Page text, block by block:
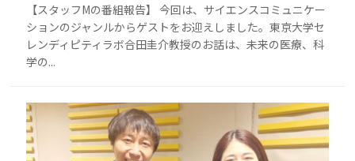
【スタッフMの番組報告】 今回は、サイエンスコミュニケー
ションのジャンルからゲストをお迎えしました。東京大学セ
レンディピティラボ合田圭介教授のお話は、未来の医療、科
学の...